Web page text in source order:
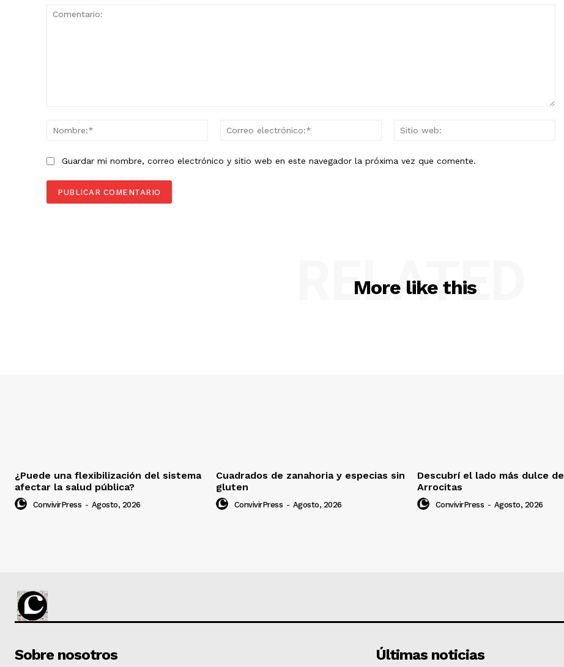
Nombre:*
Correo
Guardar mi nombre, correo electrónico y sitio web en este navegador la próxima vez que comente.
More like this
RELATED
¿Puede una flexibilización del sistema
afectar la salud pública?
ConvivirPress - Agosto, 2026
Cuadrados de zanahoria y especias sin
gluten
ConvivirPress - Agosto, 2026
Descubrí el lado más dulce de
Arrocitas
ConvivirPress - Agosto, 2026
Sobre nosotros Últimas noticias